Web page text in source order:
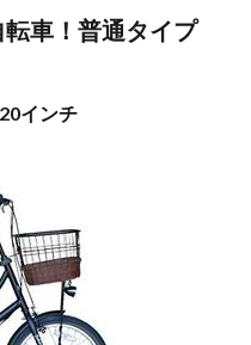
車！普通タイプ
インチ